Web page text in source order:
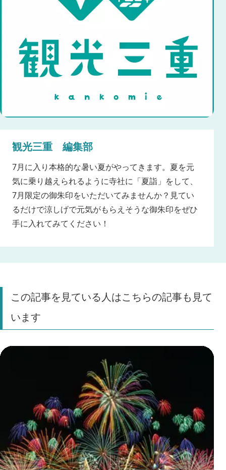
観光三重 編集部
7月に入り本格的な暑い夏がやってきます。夏を元
気に乗り越えられるように寺社に「夏詣」をして、
7月限定の御朱印をいただいてみませんか？見てい
るだけで涼しげで元気がもらえそうな御朱印をぜひ
手に入れてみてください！
この記事を見ている人はこちらの記事も見て
います